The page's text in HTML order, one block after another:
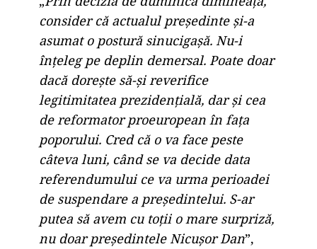
consider că actualul președinte și-a
asumat o postură sinucigașă. Nu-i
înțeleg pe deplin demersal. Poate doar
dacă dorește să-și reverifice
legitimitatea prezidențială, dar și cea
de reformator proeuropean în fața
poporului. Cred că o va face peste
câteva luni, când se va decide data
referendumului ce va urma perioadei
de suspendare a președintelui. S-ar
putea să avem cu toții o mare surpriză,
nu doar președintele Nicușor Dan”,